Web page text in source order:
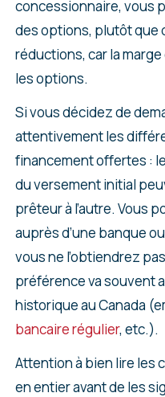
concessionnaire, vous
des options, plutôt que
réductions, car la
les options.
Si vous décidez de
attentivement les
financement offertes :
du versement initial
prêteur à l’autre. Vous
auprès d’une banque
vous ne l’obtiendrez
préférence va souvent
historique au Canada
bancaire régulier, etc.).
Attention à bien lire les
en entier avant de les